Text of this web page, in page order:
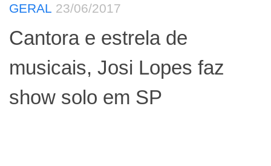
GERAL 23/06/2017
Cantora e estrela de
musicais, Josi Lopes faz
show solo em SP